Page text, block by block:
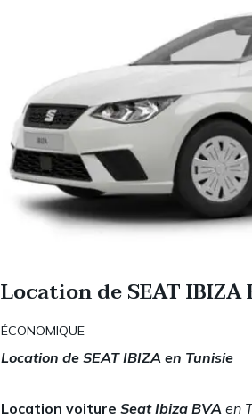
Location de SEAT IBIZA
ÉCONOMIQUE
Location de SEAT IBIZA en Tunisie
Location voitureSeat Ibiza BVAen